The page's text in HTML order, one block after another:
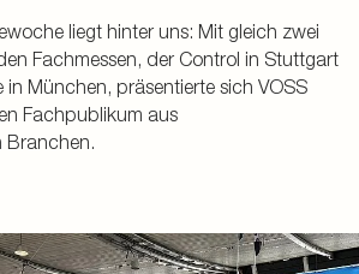
liegt hinter uns: Mit gleich zwei
Fachmessen, der Control in Stuttgart
in München, präsentierte sich VOSS
Fachpublikum aus
Branchen.